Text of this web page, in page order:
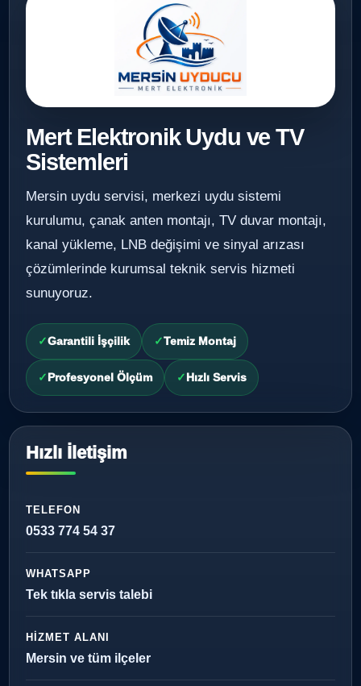
Mert Elektronik Uydu ve TV
Sistemleri
Mersin uydu servisi, merkezi uydu sistemi
kurulumu, çanak anten montajı, TV duvar montajı,
kanal yükleme, LNB değişimi ve sinyal arızası
çözümlerinde kurumsal teknik servis hizmeti
sunuyoruz.
Garantili İşçilik Temiz Montaj
Profesyonel Ölçüm Hızlı Servis
Hızlı İletişim
TELEFON
0533 774 54 37
WHATSAPP
Tek tıkla servis talebi
HIZMET ALANI
Mersin ve tüm ilçeler